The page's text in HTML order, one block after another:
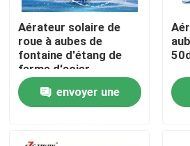
Maison
Produits
Vidéos
Aérateur solaire de
roue à aubes de
fontaine d'étang de
ferme d'acier
inoxydable de 10W
50m2 pour l'étang de
poissons
envoyer une